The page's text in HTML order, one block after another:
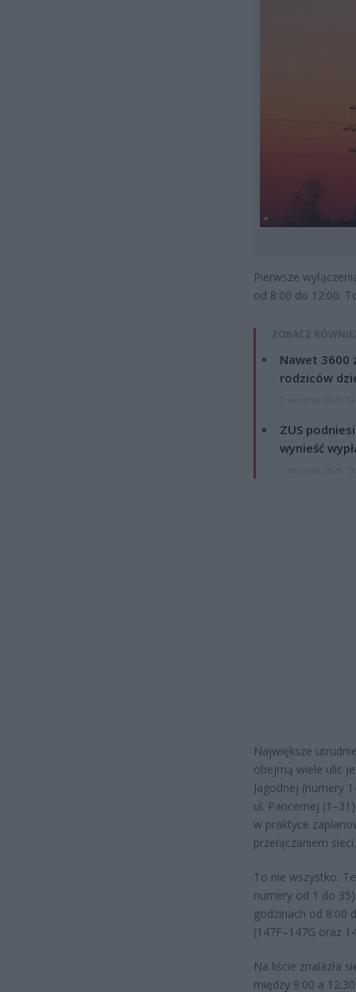
Pierwsze
od 8:00 do 12:00.
ZOBACZ
Nawet 3600
rodziców
ZUS
wynieść
Największe
obejmą wiele ulic
Jagodnej (numery
ul. Pancernej
w praktyce
przełączaniem sieci.
To nie wszystko.
numery od 1 do
godzinach od 8:00
(147F–147G oraz
Na liście znalazła
między 9:00 a